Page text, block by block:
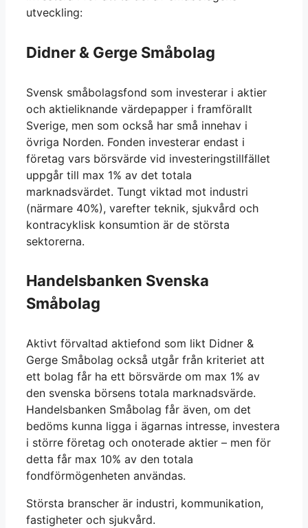
utveckling:
Didner & Gerge Småbolag
Svensk småbolagsfond som investerar i aktier
och aktieliknande värdepapper i framförallt
Sverige, men som också har små innehav i
övriga Norden. Fonden investerar endast i
företag vars börsvärde vid investeringstillfället
uppgår till max 1% av det totala
marknadsvärdet. Tungt viktad mot industri
(närmare 40%), varefter teknik, sjukvård och
kontracyklisk konsumtion är de största
sektorerna.
Handelsbanken Svenska
Småbolag
Aktivt förvaltad aktiefond som likt Didner &
Gerge Småbolag också utgår från kriteriet att
ett bolag får ha ett börsvärde om max 1% av
den svenska börsens totala marknadsvärde.
Handelsbanken Småbolag får även, om det
bedöms kunna ligga i ägarnas intresse, investera
i större företag och onoterade aktier – men för
detta får max 10% av den totala
fondförmögenheten användas.
Största branscher är industri, kommunikation,
fastigheter och sjukvård.